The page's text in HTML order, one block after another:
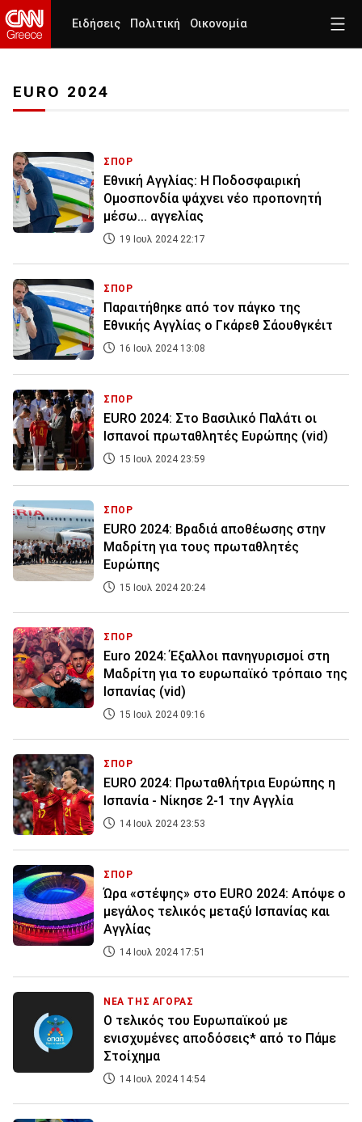
Ειδήσεις Πολιτική Οικονομία
EURO 2024
ΣΠΟΡ
Εθνική Αγγλίας: Η Ποδοσφαιρική
Ομοσπονδία ψάχνει νέο προπονητή
μέσω... αγγελίας
19 Ιουλ 2024 22:17
ΣΠΟΡ
Παραιτήθηκε από τον πάγκο της
Εθνικής Αγγλίας ο Γκάρεθ Σάουθγκέιτ
16 Ιουλ 2024 13:08
ΣΠΟΡ
EURO 2024: Στο Βασιλικό Παλάτι οι
Ισπανοί πρωταθλητές Ευρώπης (vid)
15 Ιουλ 2024 23:59
ΣΠΟΡ
EURO 2024: Βραδιά αποθέωσης στην
Μαδρίτη για τους πρωταθλητές
Ευρώπης
15 Ιουλ 2024 20:24
ΣΠΟΡ
Euro 2024: Έξαλλοι πανηγυρισμοί στη
Μαδρίτη για το ευρωπαϊκό τρόπαιο της
Ισπανίας (vid)
15 Ιουλ 2024 09:16
ΣΠΟΡ
EURO 2024: Πρωταθλήτρια Ευρώπης η
Ισπανία - Νίκησε 2-1 την Αγγλία
14 Ιουλ 2024 23:53
ΣΠΟΡ
Ώρα «στέψης» στο EURO 2024: Απόψε ο
μεγάλος τελικός μεταξύ Ισπανίας και
Αγγλίας
14 Ιουλ 2024 17:51
ΝΕΑ ΤΗΣ ΑΓΟΡΑΣ
Ο τελικός του Ευρωπαϊκού με
ενισχυμένες αποδόσεις* από το Πάμε
Στοίχημα
14 Ιουλ 2024 14:54